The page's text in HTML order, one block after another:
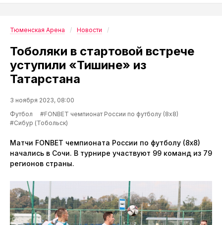
Тюменская Арена Новости
Тоболяки в стартовой встрече
уступили «Тишине» из
Татарстана
3 ноября 2023, 08:00
Футбол
#FONBET чемпионат России по футболу (8х8)
#Сибур (Тобольск)
Матчи FONBET чемпионата России по футболу (8х8)
начались в Сочи. В турнире участвуют 99 команд из 79
регионов страны.